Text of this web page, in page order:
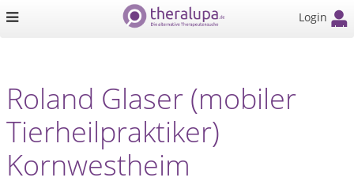
Login
Roland Glaser (mobiler
Tierheilpraktiker)
Kornwestheim